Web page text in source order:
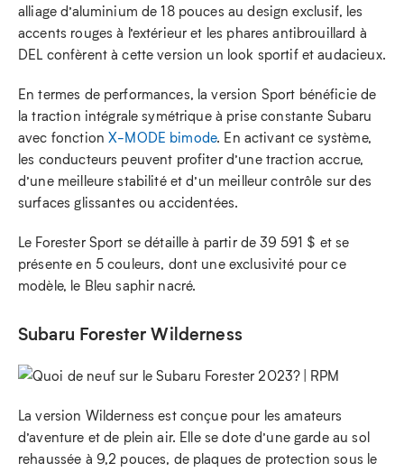
alliage d’aluminium de 18 pouces au design exclusif, les
accents rouges à l’extérieur et les phares antibrouillard à
DEL confèrent à cette version un look sportif et audacieux.
En termes de performances, la version Sport bénéficie de
la traction intégrale symétrique à prise constante Subaru
avec fonctionX-MODE bimode. En activant ce système,
les conducteurs peuvent profiter d’une traction accrue,
d’une meilleure stabilité et d’un meilleur contrôle sur des
surfaces glissantes ou accidentées.
Le Forester Sport se détaille à partir de 39 591 $ et se
présente en 5 couleurs, dont une exclusivité pour ce
modèle, le Bleu saphir nacré.
Subaru Forester Wilderness
La version Wilderness est conçue pour les amateurs
d’aventure et de plein air. Elle se dote d’une garde au sol
rehaussée à 9,2 pouces, de plaques de protection sous le